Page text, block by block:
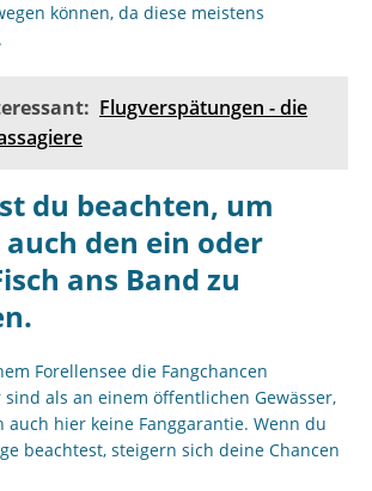
können, da diese meistens
Flugverspätungen - die
du beachten, um
den ein oder
ans Band zu
Forellensee die Fangchancen
als an einem öffentlichen Gewässer,
hier keine Fanggarantie. Wenn du
beachtest, steigern sich deine Chancen